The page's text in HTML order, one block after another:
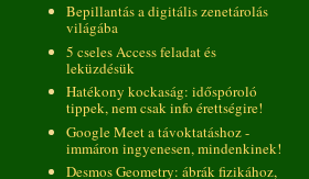
Bepillantás a digitális zenetárolás
világába
5 cseles Access feladat és
leküzdésük
Hatékony kockaság: időspóroló
tippek, nem csak info érettségire!
Google Meet a távoktatáshoz -
immáron ingyenesen, mindenkinek!
Desmos Geometry: ábrák fizikához,